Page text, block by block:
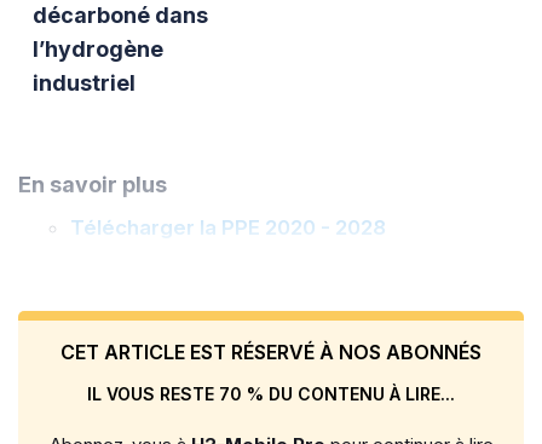
décarboné dans
l’hydrogène
industriel
En savoir plus
Télécharger la PPE 2020 - 2028
CET ARTICLE EST RÉSERVÉ À NOS ABONNÉS
IL VOUS RESTE 70 % DU CONTENU À LIRE...